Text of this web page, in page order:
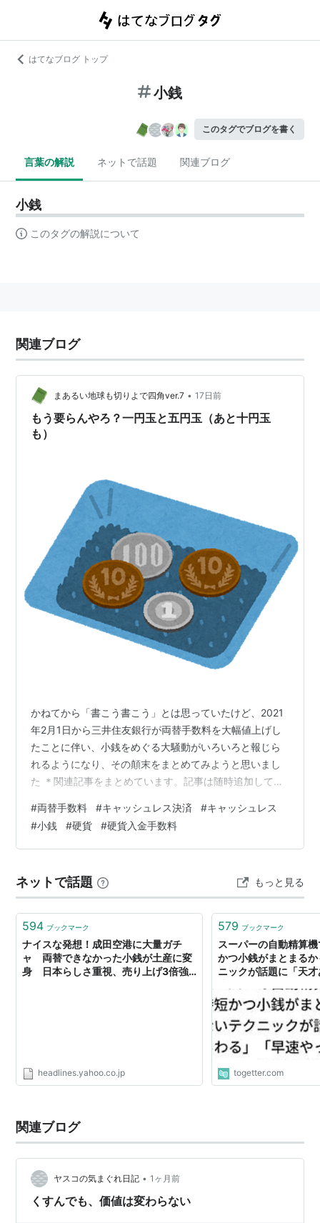
はてなブログ トップ
小銭
このタグでブログを書く
言葉の解説 ネットで話題 関連ブログ
小銭
このタグの解説について
関連ブログ
まあるい地球も切りよで四角ver.7 • 17日前
もう要らんやろ？一円玉と五円玉（あと十円玉
も）
かねてから「書こう書こう」とは思っていたけど、2021
年2月1日から三井住友銀行が両替手数料を大幅値上げし
たことに伴い、小銭をめぐる大騒動がいろいろと報じら
れるようになり、その顛末をまとめてみようと思いまし
た ＊関連記事をまとめています。記事は随時追加してい
いただけます キャッシュトレイのイラスト／(c)いらすと
や ［▲目次メニュー│スマホ用検索窓▼］ ＠＠＠ 【記事
もくじ】小額貨幣について考えてみる 編 みんな、小銭に
集まる神社・お寺では？ 賽銭・投げ銭文化、海外では？
「現金払いonl…
#両替手数料 #キャッシュレス決済 #キャッシュレス
#小銭 #硬貨 #硬貨入金手数料
ネットで話題 もっと見る
594 ブックマーク
ナイスな発想！成田空港に大量ガチ
ャ 両替できなかった小銭が土産に変
身 日本らしさ重視、売り上げ3倍強
headlines.yahoo.co.jp
579 ブックマーク
スーパーの自動精算
かつ小銭がまとまる
ニックが話題に「天
togetter.com
関連ブログ
ヤスコの気まぐれ日記 • 1ヶ月前
くすんでも、価値は変わらない